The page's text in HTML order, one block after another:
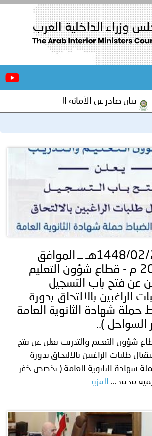
صادر عن الأمانة العامة لمجلس وزراء
الكويت ـ 1448/02/20هـ ــ الموافق
2026/08/03 م - قطاع شؤون التعليم
عن فتح باب التسجيل
الراغبين بالالتحاق بدورة
حملة شهادة الثانوية العامة
)..
شؤون التعليم والتدريب يعلن عن فتح
طلبات الراغبين بالالتحاق بدورة
شهادة الثانوية العامة ( تخصص خفر
محمد...
المزيد